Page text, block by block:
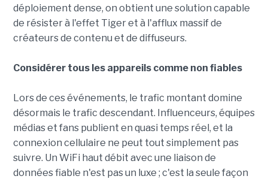
déploiement dense, on obtient une solution capable
de résister à l'effet Tiger et à l'afflux massif de
créateurs de contenu et de diffuseurs.
Considérer tous les appareils comme non fiables
Lors de ces événements, le trafic montant domine
désormais le trafic descendant. Influenceurs, équipes
médias et fans publient en quasi temps réel, et la
connexion cellulaire ne peut tout simplement pas
suivre. Un WiFi haut débit avec une liaison de
données fiable n'est pas un luxe ; c'est la seule façon